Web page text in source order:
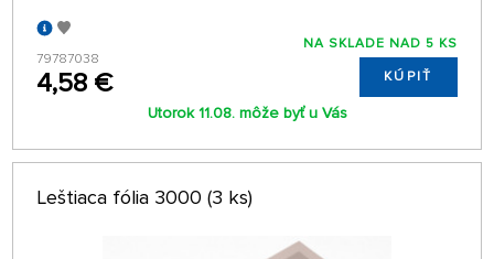
79787038
4,58 €
NA SKLADE NAD 5 KS
KÚPIŤ
Utorok 11.08. môže byť u Vás
Leštiaca fólia 3000 (3 ks)